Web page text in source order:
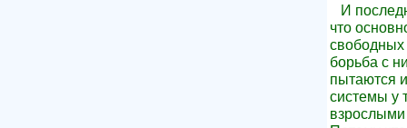
И
что
свободных
борьба с
пытаются
системы у
взрослыми